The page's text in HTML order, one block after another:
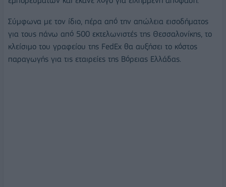
Σύμφωνα με τον ίδιο, πέρα από την απώλεια εισοδήματος
για τους πάνω από 500 εκτελωνιστές της Θεσσαλονίκης, το
κλείσιμο του γραφείου της FedEx θα αυξήσει το κόστος
παραγωγής για τις εταιρείες της Βόρειας Ελλάδας.